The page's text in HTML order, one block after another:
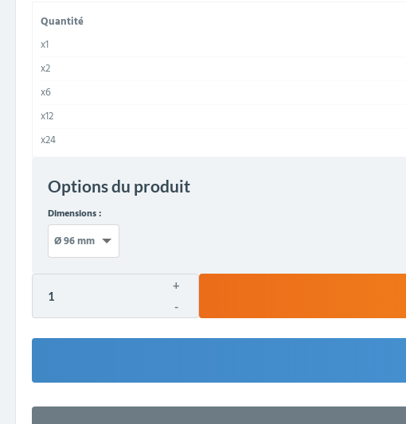
Quantité
x1
x2
x6
x12
x24
Options du produit
Dimensions :
+
-